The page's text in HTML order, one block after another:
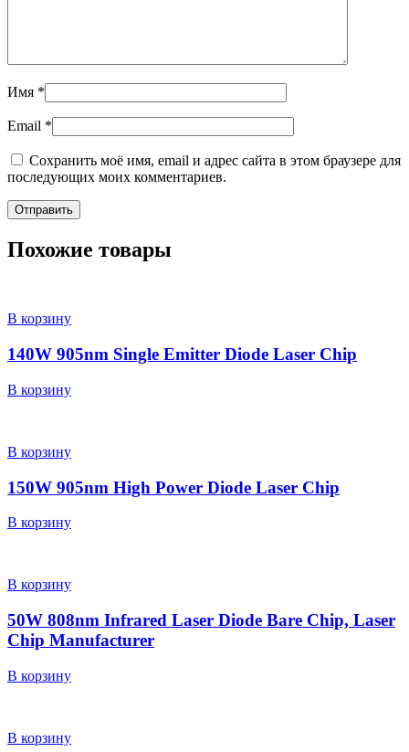
Имя *
Email *
Сохранить моё имя, email и адрес сайта в этом браузере для
последующих моих комментариев.
Похожие товары
В корзину
140W 905nm Single Emitter Diode Laser Chip
В корзину
В корзину
150W 905nm High Power Diode Laser Chip
В корзину
В корзину
50W 808nm Infrared Laser Diode Bare Chip, Laser
Chip Manufacturer
В корзину
В корзину